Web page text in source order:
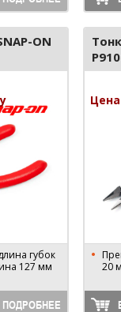
ON
губок
127 мм
ПОДРОБНЕЕ
20